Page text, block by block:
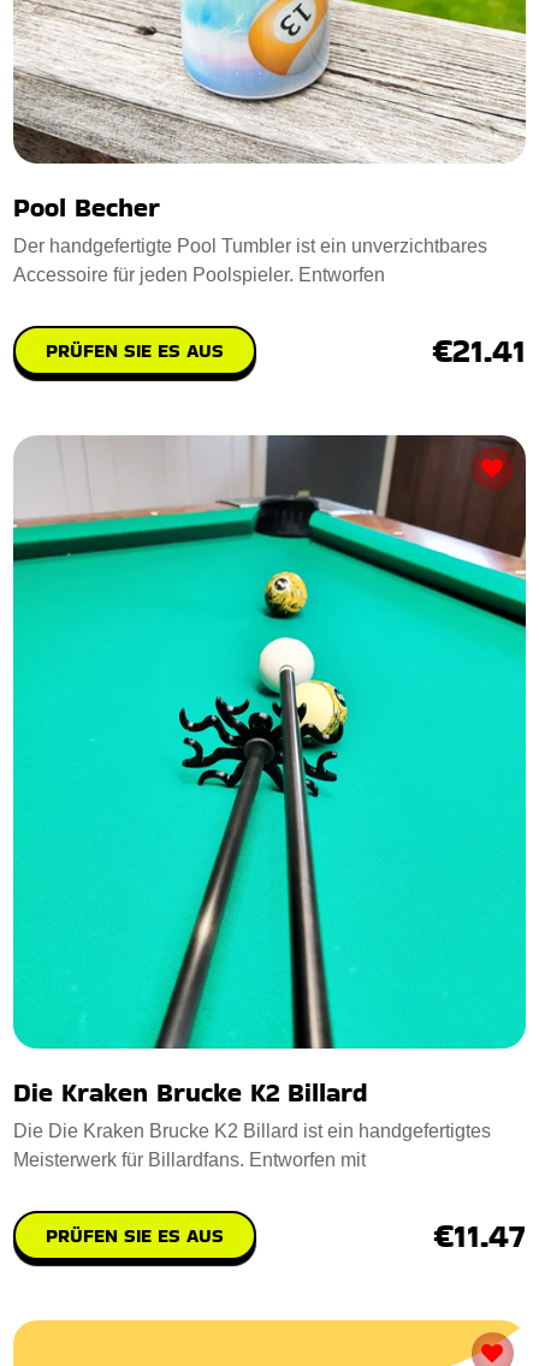
Pool Becher
Der handgefertigte Pool Tumbler ist ein unverzichtbares
Accessoire für jeden Poolspieler. Entworfen
PRÜFEN SIE ES AUS €21.41
Die Kraken Brucke K2 Billard
Die Die Kraken Brucke K2 Billard ist ein handgefertigtes
Meisterwerk für Billardfans. Entworfen mit
PRÜFEN SIE ES AUS €11.47